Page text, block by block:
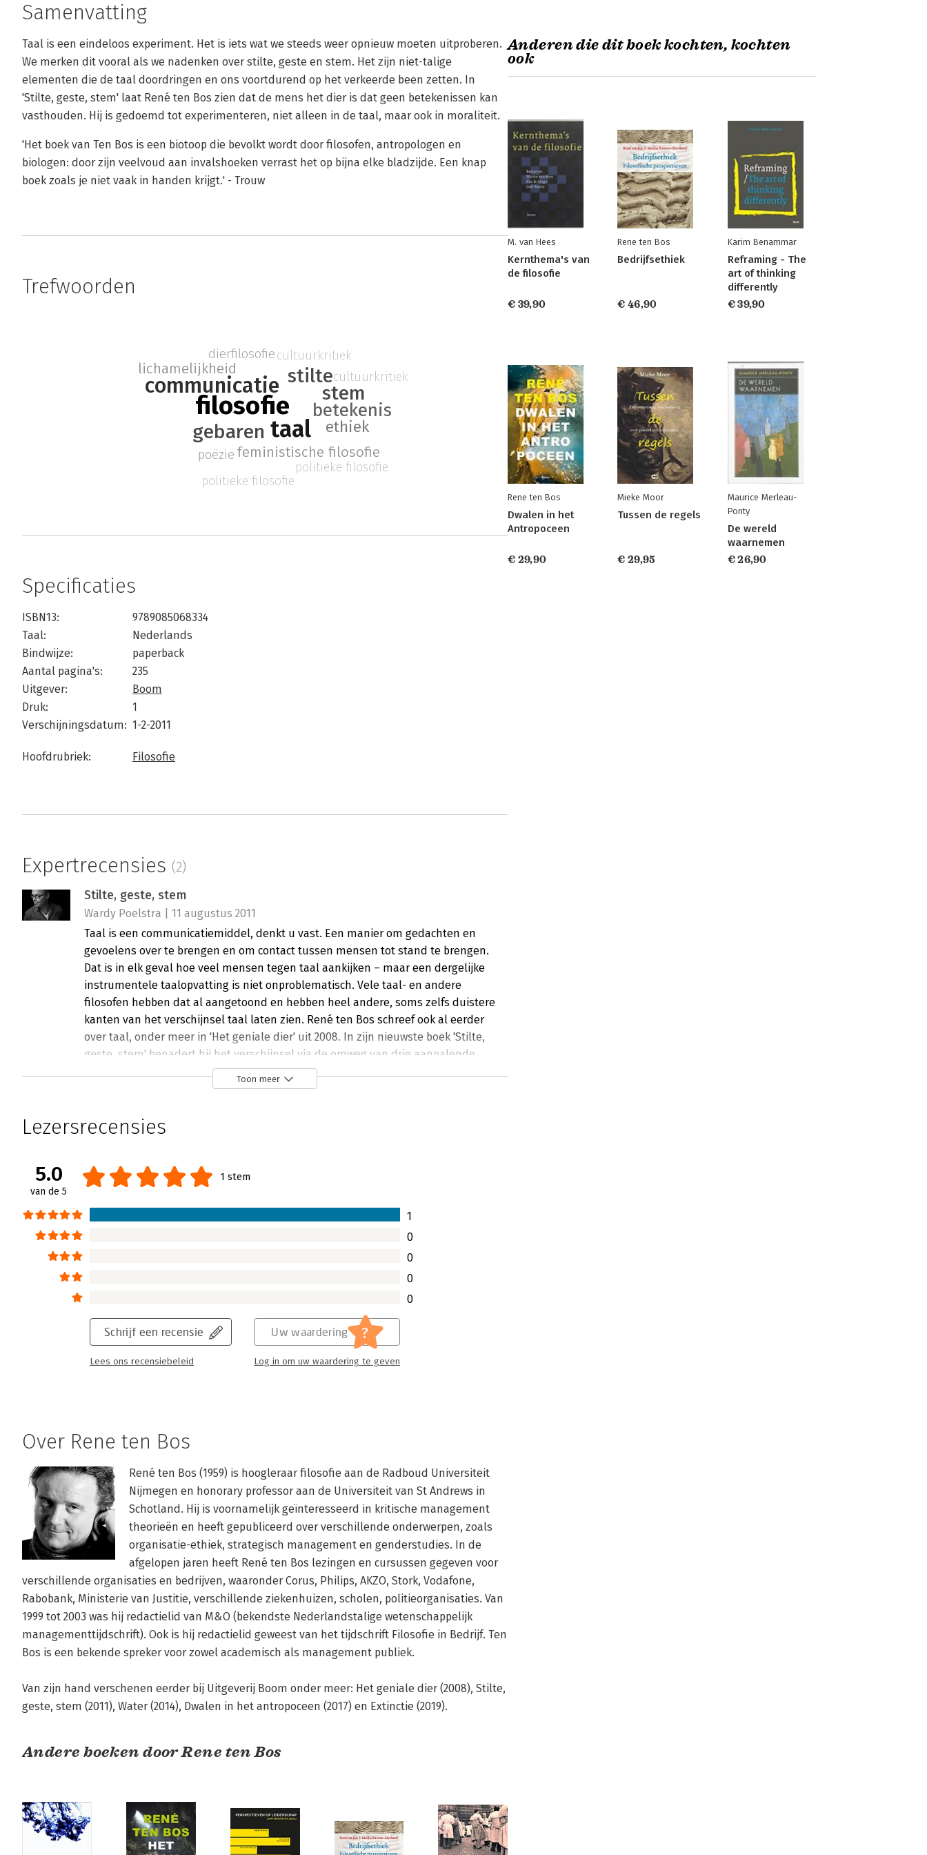
Samenvatting
Taal is een eindeloos experiment. Het is iets wat we steeds weer opnieuw moeten uitproberen.
We merken dit vooral als we nadenken over stilte, geste en stem. Het zijn niet-talige
elementen die de taal doordringen en ons voortdurend op het verkeerde been zetten. In
'Stilte, geste, stem' laat René ten Bos zien dat de mens het dier is dat geen betekenissen kan
vasthouden. Hij is gedoemd tot experimenteren, niet alleen in de taal, maar ook in moraliteit.
'Het boek van Ten Bos is een biotoop die bevolkt wordt door filosofen, antropologen en
biologen: door zijn veelvoud aan invalshoeken verrast het op bijna elke bladzijde. Een knap
boek zoals je niet vaak in handen krijgt.' - Trouw
Trefwoorden
filosofie
taal
communicatie
gebaren
stilte
stem
betekenis
ethiek
feministische filosofie
lichamelijkheid
poëzie
dierfilosofiecultuurkritiek
politieke filosofie
cultuurkritiek
politieke filosofie
Specificaties
ISBN13:
9789085068334
Taal:
Nederlands
Bindwijze:
paperback
Aantal pagina's:
235
Uitgever:
Boom
Druk:
1
Verschijningsdatum: 1-2-2011
Hoofdrubriek: Filosofie
Expertrecensies (2)
Stilte, geste, stem
Wardy Poelstra | 11 augustus 2011
Taal is een communicatiemiddel, denkt u vast. Een manier om gedachten en
gevoelens over te brengen en om contact tussen mensen tot stand te brengen.
Dat is in elk geval hoe veel mensen tegen taal aankijken – maar een dergelijke
instrumentele taalopvatting is niet onproblematisch. Vele taal- en andere
filosofen hebben dat al aangetoond en hebben heel andere, soms zelfs duistere
kanten van het verschijnsel taal laten zien. René ten Bos schreef ook al eerder
over taal, onder meer in 'Het geniale dier' uit 2008. In zijn nieuwste boek 'Stilte,
geste, stem' benadert hij het verschijnsel via de omweg van drie aanpalende
Sonja van Vuren | 2 augustus 2011
Een boek dat 'Stilte Geste Stem' heet, wat moet je je daarbij voorstellen? Volgens
zaken die op het eerste oog niet zo veel met taal te maken hebben, maar bij
nadere inspectie taal mede mogelijk maken, is dus zo gek nog niet. Het blijkt dat je
Toon meer
Lezersrecensies
5.0
van de 5
1 stem
1
0
0
0
0
Schrijf een recensie
Lees ons recensiebeleid
Uw waardering ?
Log in om uw waardering te geven
Over Rene ten Bos
René ten Bos (1959) is hoogleraar filosofie aan de Radboud Universiteit
Nijmegen en honorary professor aan de Universiteit van St Andrews in
Schotland. Hij is voornamelijk geïnteresseerd in kritische management
theorieën en heeft gepubliceerd over verschillende onderwerpen, zoals
organisatie-ethiek, strategisch management en genderstudies. In de
afgelopen jaren heeft René ten Bos lezingen en cursussen gegeven voor
verschillende organisaties en bedrijven, waaronder Corus, Philips, AKZO, Stork, Vodafone,
Rabobank, Ministerie van Justitie, verschillende ziekenhuizen, scholen, politieorganisaties. Van
1999 tot 2003 was hij redactielid van M&O (bekendste Nederlandstalige wetenschappelijk
managementtijdschrift). Ook is hij redactielid geweest van het tijdschrift Filosofie in Bedrijf. Ten
Bos is een bekende spreker voor zowel academisch als management publiek.
Van zijn hand verschenen eerder bij Uitgeverij Boom onder meer: Het geniale dier (2008), Stilte,
geste, stem (2011), Water (2014), Dwalen in het antropoceen (2017) en Extinctie (2019).
Andere boeken door Rene ten Bos
Anderen die dit boek kochten, kochten
ook
M. van Hees
Kernthema's van
de filosofie
€ 39,90
Rene ten Bos
Bedrijfsethiek
€ 46,90
Karim Benammar
Reframing - The
art of thinking
differently
€ 39,90
Rene ten Bos
Dwalen in het
Antropoceen
€ 29,90
Mieke Moor
Tussen de regels
€ 29,95
Maurice Merleau-
Ponty
De wereld
waarnemen
€ 26,90